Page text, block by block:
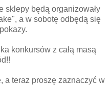
sklepy będą organizowały
a w sobotę odbędą się
konkursów z całą masą
a teraz proszę zaznaczyć w